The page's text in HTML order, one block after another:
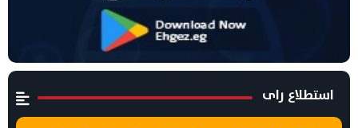
استطلاع راى